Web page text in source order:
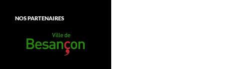
NOS PARTENAIRES